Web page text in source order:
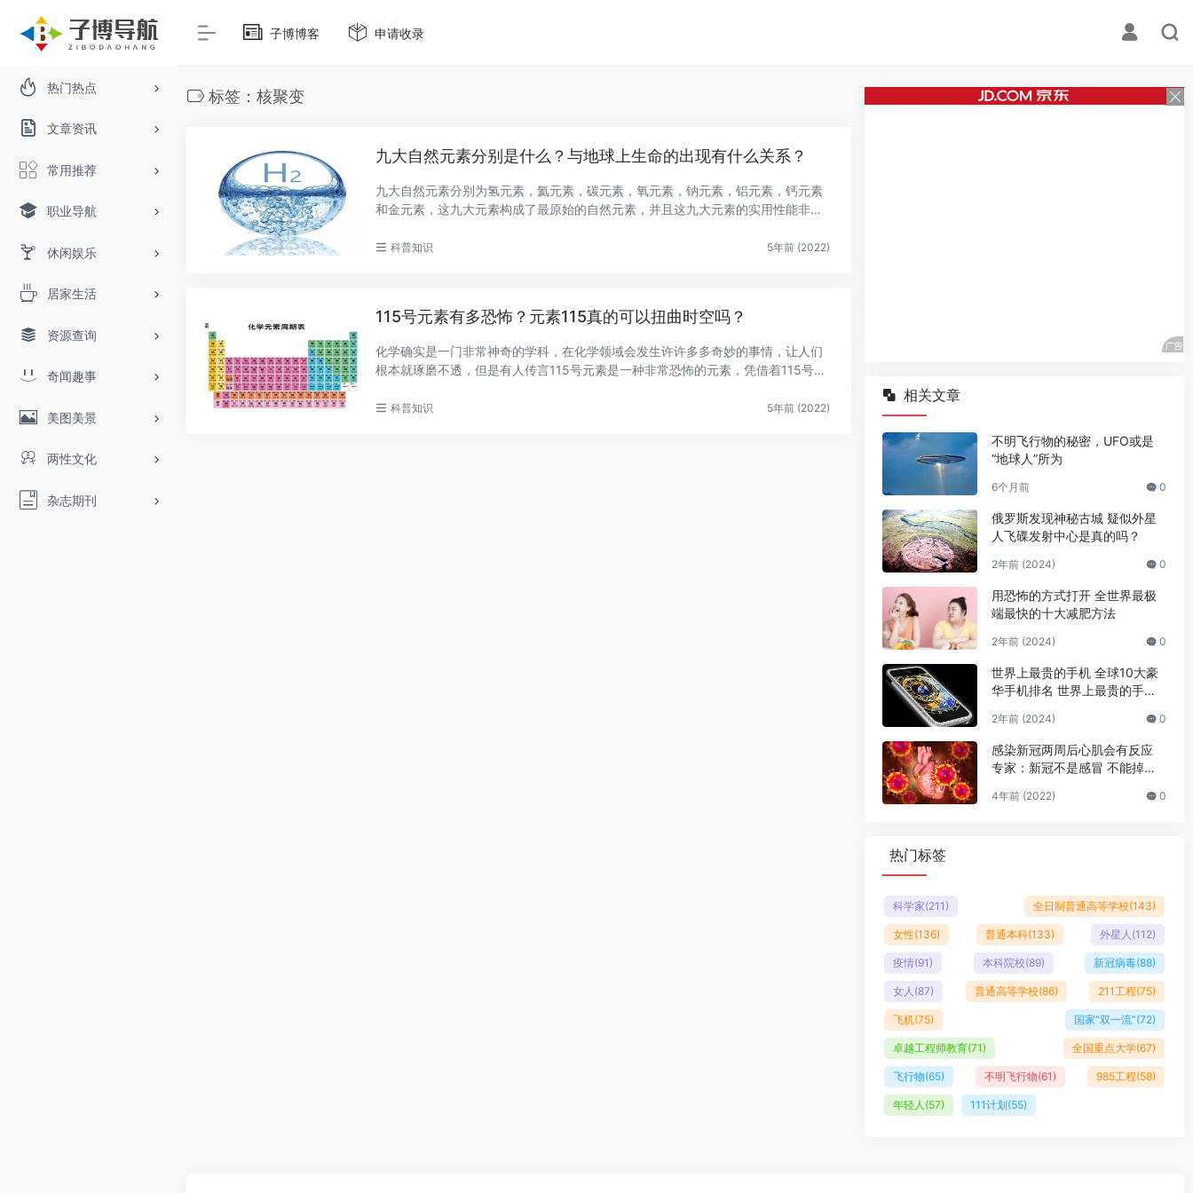
热门热点
文章资讯
常用推荐
职业导航
休闲娱乐
居家生活
资源查询
奇闻趣事
美图美景
两性文化
杂志期刊
子博博客 申请收录
标签：核聚变
九大自然元素分别是什么？与地球上生命的出现有什么关系？
九大自然元素分别为氢元素，氦元素，碳元素，氧元素，钠元素，铝元素，钙元素
和金元素，这九大元素构成了最原始的自然元素，并且这九大元素的实用性能非常
科普知识 5年前 (2022)
115号元素有多恐怖？元素115真的可以扭曲时空吗？
化学确实是一门非常神奇的学科，在化学领域会发生许许多多奇妙的事情，让人们
根本就琢磨不透，但是有人传言115号元素是一种非常恐怖的元素，凭借着115号元
科普知识 5年前 (2022)
相关文章
不明飞行物的秘密，UFO或是
“地球人”所为
6个月前 0
俄罗斯发现神秘古城 疑似外星
人飞碟发射中心是真的吗？
2年前 (2024) 0
用恐怖的方式打开 全世界最极
端最快的十大减肥方法
2年前 (2024) 0
世界上最贵的手机 全球10大豪
华手机排名 世界上最贵的手机
2年前 (2024) 0
感染新冠两周后心肌会有反应
专家：新冠不是感冒 不能掉以
4年前 (2022) 0
热门标签
科学家(211) 全日制普通高等学校(143)
女性(136) 普通本科(133) 外星人 (112)
疫情(91) 本科院校(89) 新冠病毒(88)
女人 (87) 普通高等学校(86) 211工程(75)
飞机(75) 国家“双一流”(72)
卓越工程师教育(71) 全国重点大学(67)
飞行物(65) 不明飞行物(61) 985工程(58)
年轻人 (57) 111计划(55)